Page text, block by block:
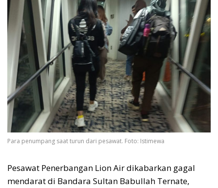
Para penumpang saat turun dari pesawat. Foto: Istimewa
Pesawat Penerbangan Lion Air dikabarkan gagal
mendarat di Bandara Sultan Babullah Ternate,